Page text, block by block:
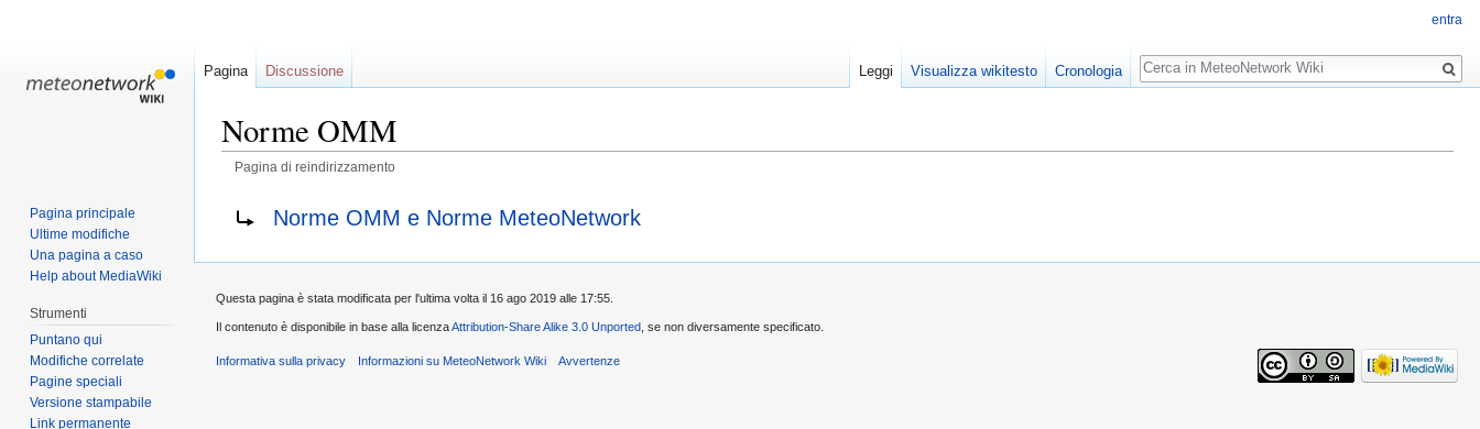
Norme OMM
Pagina di reindirizzamento
Norme OMM e Norme MeteoNetwork
entra
Pagina Discussione Leggi Visualizza wikitesto Cronologia
Ricerca
Pagina principale
Ultime modifiche
Una pagina a caso
Help about MediaWiki
Strumenti
Puntano qui
Modifiche correlate
Pagine speciali
Versione stampabile
Link permanente
Questa pagina è stata modificata per l'ultima volta il 16 ago 2019 alle 17:55.
Il contenuto è disponibile in base alla licenzaAttribution-Share Alike 3.0 Unported, se non diversamente specificato.
Informativa sulla privacy Informazioni su MeteoNetwork Wiki Avvertenze